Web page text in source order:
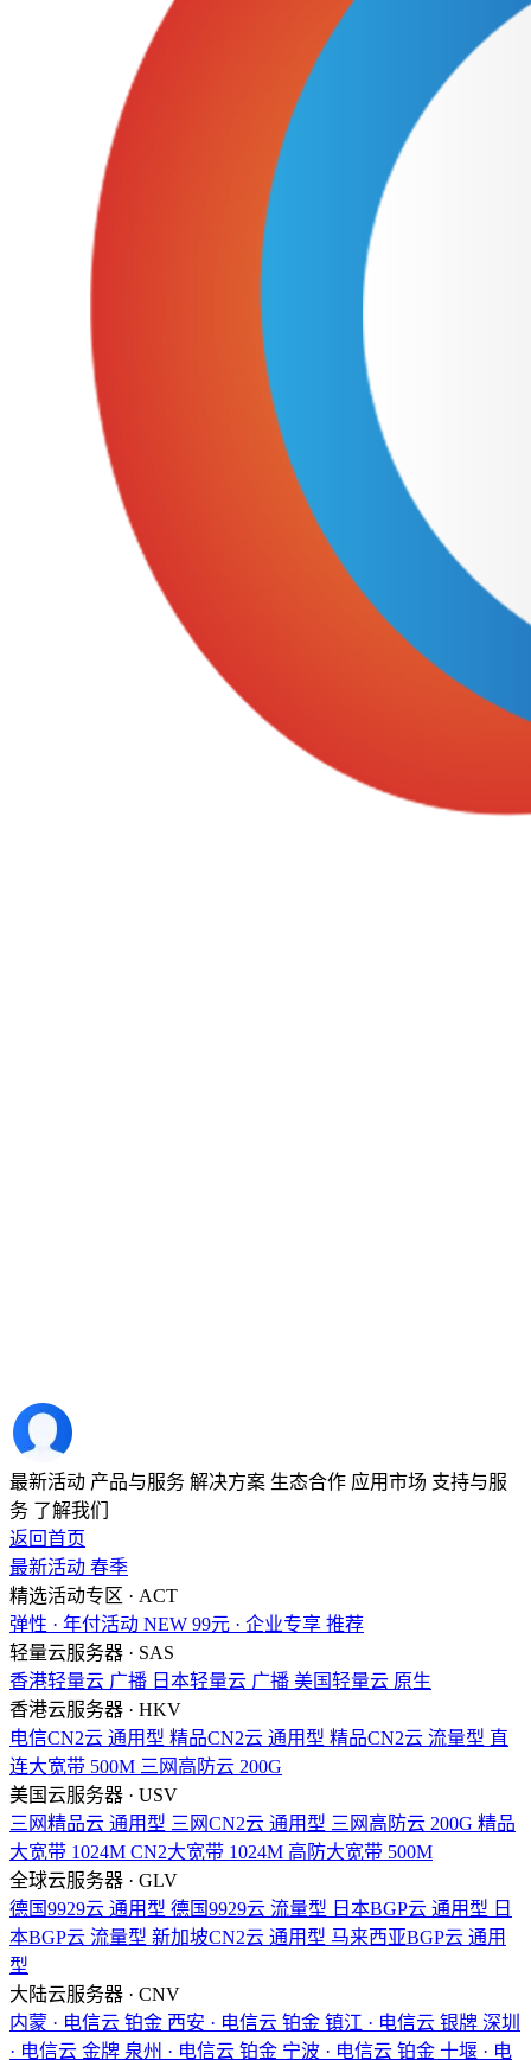
最新活动 产品与服务 解决方案 生态合作 应用市场 支持与服
务 了解我们
返回首页
最新活动 春季
精选活动专区 · ACT
弹性 · 年付活动 NEW 99元 · 企业专享 推荐
轻量云服务器 · SAS
香港轻量云 广播 日本轻量云 广播 美国轻量云 原生
香港云服务器 · HKV
电信CN2云 通用型 精品CN2云 通用型 精品CN2云 流量型 直
连大宽带 500M 三网高防云 200G
美国云服务器 · USV
三网精品云 通用型 三网CN2云 通用型 三网高防云 200G 精品
大宽带 1024M CN2大宽带 1024M 高防大宽带 500M
全球云服务器 · GLV
德国9929云 通用型 德国9929云 流量型 日本BGP云 通用型 日
本BGP云 流量型 新加坡CN2云 通用型 马来西亚BGP云 通用
型
大陆云服务器 · CNV
内蒙 · 电信云 铂金 西安 · 电信云 铂金 镇江 · 电信云 银牌 深圳
· 电信云 金牌 泉州 · 电信云 铂金 宁波 · 电信云 铂金 十堰 · 电